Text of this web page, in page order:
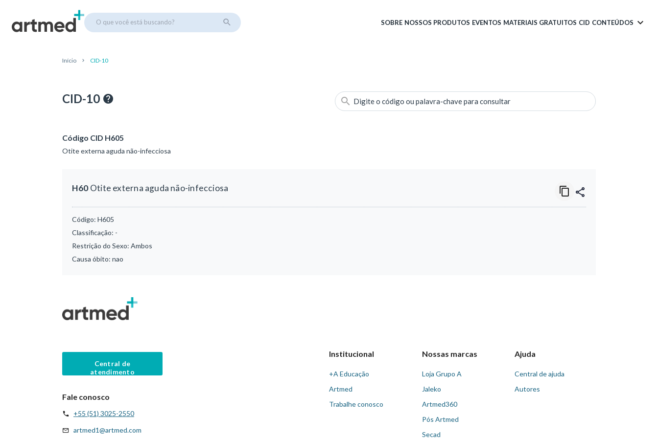
O que você está buscando? SOBRE NOSSOS PRODUTOS EVENTOS MATERIAIS GRATUITOS CID CONTEÚDOS
Início CID-10
CID-10 Digite o código ou palavra-chave para consultar
Código CID H605
Otite externa aguda não-infecciosa
H60Otite externa aguda não-infecciosa
Código: H605
Classificação: -
Restrição do Sexo: Ambos
Causa óbito: nao
Central de
atendimento
Fale conosco
+55 (51) 3025-2550
artmed1@artmed.com
Institucional
+A Educação
Artmed
Trabalhe conosco
Nossas marcas
Loja Grupo A
Jaleko
Artmed360
Pós Artmed
Secad
Ajuda
Central de ajuda
Autores